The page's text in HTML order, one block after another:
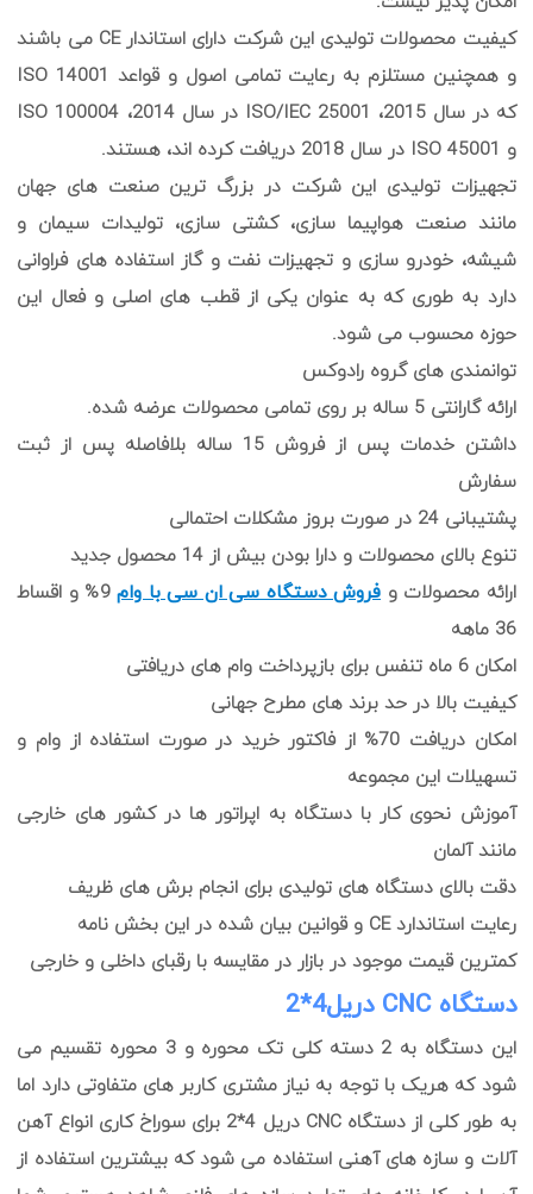
کیفیت محصولات تولیدی این شرکت دارای استاندار CE می باشند
و همچنین مستلزم به رعایت تمامی اصول و قواعد ISO 14001
که در سال 2015، ISO/IEC 25001 در سال 2014، ISO 100004
و ISO 45001 در سال 2018 دریافت کرده اند، هستند.
تجهیزات تولیدی این شرکت در بزرگ ترین صنعت های جهان
مانند صنعت هواپیما سازی، کشتی سازی، تولیدات سیمان و
شیشه، خودرو سازی و تجهیزات نفت و گاز استفاده های فراوانی
دارد به طوری که به عنوان یکی از قطب های اصلی و فعال این
حوزه محسوب می شود.
توانمندی های گروه رادوکس
ارائه گارانتی 5 ساله بر روی تمامی محصولات عرضه شده.
داشتن خدمات پس از فروش 15 ساله بلافاصله پس از ثبت
سفارش
پشتیبانی 24 در صورت بروز مشکلات احتمالی
تنوع بالای محصولات و دارا بودن بیش از 14 محصول جدید
ارائه محصولات و فروش دستگاه سی ان سی با وام
9% و اقساط
36 ماهه
امکان 6 ماه تنفس برای بازپرداخت وام های دریافتی
کیفیت بالا در حد برند های مطرح جهانی
امکان دریافت 70% از فاکتور خرید در صورت استفاده از وام و
تسهیلات این مجموعه
آموزش نحوی کار با دستگاه به اپراتور ها در کشور های خارجی
مانند آلمان
دقت بالای دستگاه های تولیدی برای انجام برش های ظریف
رعایت استاندارد CE و قوانین بیان شده در این بخش نامه
کمترین قیمت موجود در بازار در مقایسه با رقبای داخلی و خارجی
دستگاه CNC دریل4*2
این دستگاه به 2 دسته کلی تک محوره و 3 محوره تقسیم می
شود که هریک با توجه به نیاز مشتری کاربر های متفاوتی دارد اما
به طور کلی از دستگاه CNC دریل 4*2 برای سوراخ کاری انواع آهن
آلات و سازه های آهنی استفاده می شود که بیشترین استفاده از